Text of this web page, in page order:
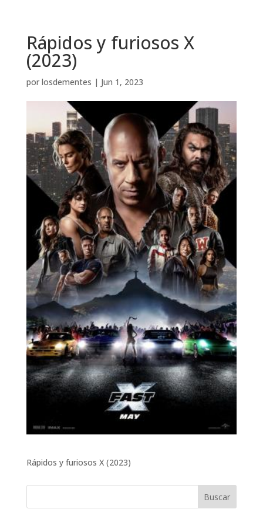
Rápidos y furiosos X
(2023)
por losdementes | Jun 1, 2023
Rápidos y furiosos X (2023)
Buscar